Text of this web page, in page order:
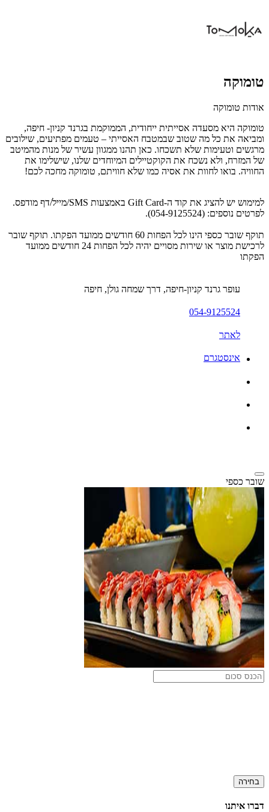
טומוקה
אודות טומוקה
טומוקה היא מסעדה אסייתית ייחודית, הממוקמת בגרנד קניון- חיפה,
ומביאה את כל מה שטוב שבמטבח האסייתי – טעמים מפתיעים, שילובים
מרגשים וטעימות שלא תשכחו. כאן תהנו ממגוון עשיר של מנות מהמיטב
של המזרח, ולא נשכח את הקוקטיילים המיוחדים שלנו, שישלימו את
החוויה. בואו לחוות את אסיה כמו שלא חוויתם, טומוקה מחכה לכם!
למימוש יש להציג את קוד ה-Gift Card באמצעות SMS/מייל/דף מודפס.
לפרטים נוספים: (054-9125524).
תוקף שובר כספי הינו לכל הפחות 60 חודשים ממועד הפקתו. תוקף שובר
לרכישת מוצר או שירות מסויים יהיה לכל הפחות 24 חודשים ממועד
הפקתו
עופר גרנד קניון-חיפה, דרך שמחה גולן, חיפה
054-9125524
לאתר
אינסטגרם
שובר כספי
בחירה
דברו איתנו